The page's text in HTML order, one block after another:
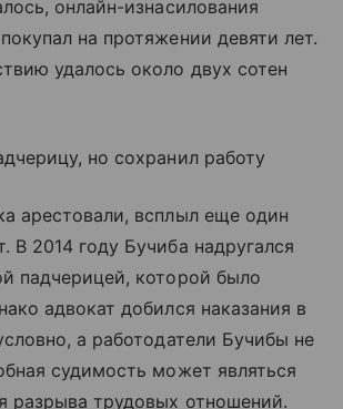
онлайн-изнасилования
на протяжении девяти лет.
удалось около двух сотен
но сохранил работу
арестовали, всплыл еще один
В 2014 году Бучиба надругался
падчерицей, которой было
адвокат добился наказания в
а работодатели Бучибы не
судимость может являться
разрыва трудовых отношений.